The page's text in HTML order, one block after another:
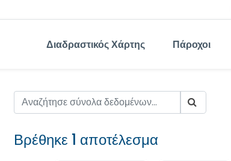
Διαδραστικός Χάρτης Πάροχοι
Βρέθηκε 1 αποτέλεσμα